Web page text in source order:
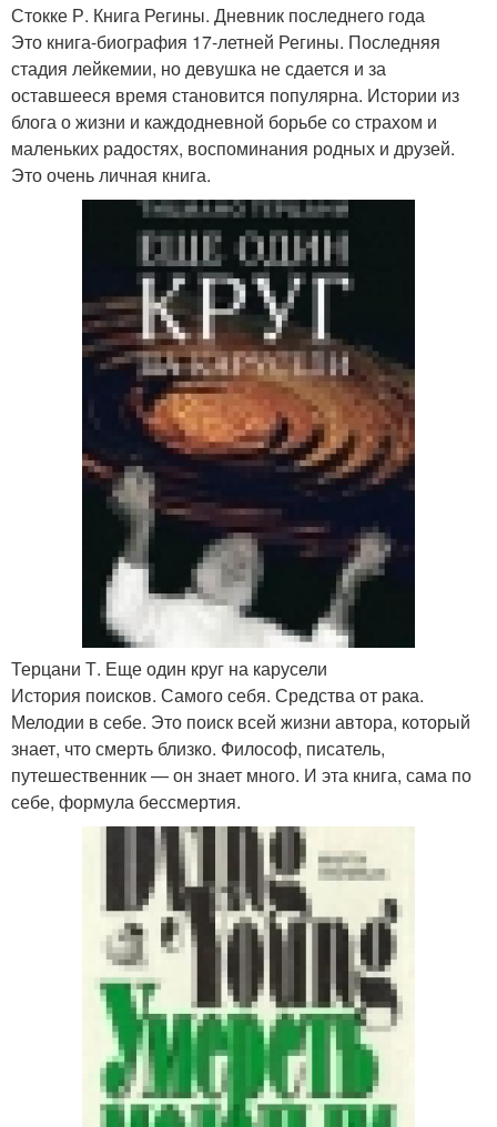
Стокке Р. Книга Регины. Дневник последнего года
Это книга-биография 17-летней Регины. Последняя
стадия лейкемии, но девушка не сдается и за
оставшееся время становится популярна. Истории из
блога о жизни и каждодневной борьбе со страхом и
маленьких радостях, воспоминания родных и друзей.
Это очень личная книга.
Терцани Т. Еще один круг на карусели
История поисков. Самого себя. Средства от рака.
Мелодии в себе. Это поиск всей жизни автора, который
знает, что смерть близко. Философ, писатель,
путешественник — он знает много. И эта книга, сама по
себе, формула бессмертия.